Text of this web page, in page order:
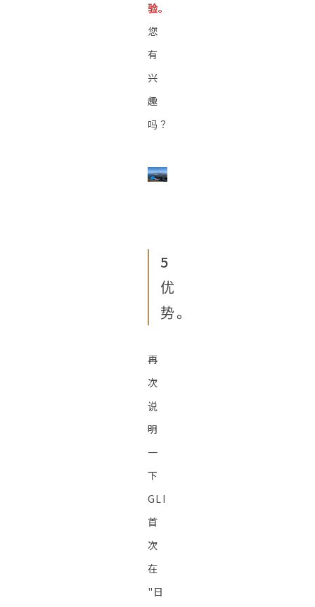
验。
您
有
兴
趣
吗？
5
优
势。
再
次
说
明
一
下
GLI
首
次
在
"日